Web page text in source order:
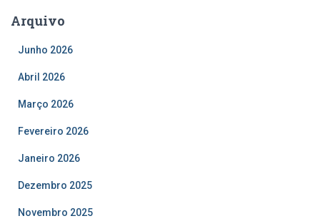
Arquivo
Junho 2026
Abril 2026
Março 2026
Fevereiro 2026
Janeiro 2026
Dezembro 2025
Novembro 2025